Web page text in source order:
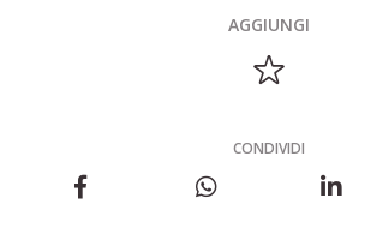
AGGIUNGI
CONDIVIDI